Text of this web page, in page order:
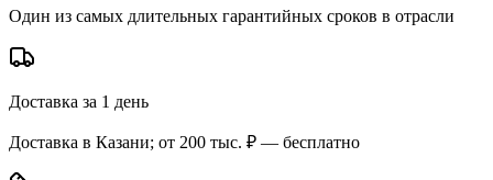
Один из самых длительных гарантийных сроков в отрасли
Доставка за 1 день
Доставка в Казани; от 200 тыс. ₽ — бесплатно